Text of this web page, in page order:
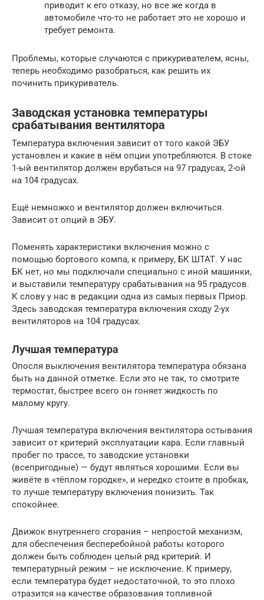
приводит к его отказу, но все же когда в
автомобиле что-то не работает это не хорошо и
требует ремонта.
Проблемы, которые случаются с прикуривателем, ясны,
теперь необходимо разобраться, как решить их
починить прикуриватель.
Заводская установка температуры
срабатывания вентилятора
Температура включения зависит от того какой ЭБУ
установлен и какие в нём опции употребляются. В стоке
1-ый вентилятор должен врубаться на 97 градусах, 2-ой
на 104 градусах.
Ещё немножко и вентилятор должен включиться.
Зависит от опций в ЭБУ.
Поменять характеристики включения можно с
помощью бортового компа, к примеру, БК ШТАТ. У нас
БК нет, но мы подключали специально с иной машинки,
и выставили температуру срабатывания на 95 градусов.
К слову у нас в редакции одна из самых первых Приор.
Здесь заводская температура включения сходу 2-ух
вентиляторов на 104 градусах.
Лучшая температура
Опосля выключения вентилятора температура обязана
быть на данной отметке. Если это не так, то смотрите
термостат, быстрее всего он гоняет жидкость по
малому кругу.
Лучшая температура включения вентилятора остывания
зависит от критерий эксплуатации кара. Если главный
пробег по трассе, то заводские установки
(всепригодные) — будут являться хорошими. Если вы
живёте в «тёплом городке», и нередко стоите в пробках,
то лучше температуру включения понизить. Так
спокойнее.
Движок внутреннего сгорания – непростой механизм,
для обеспечения бесперебойной работы которого
должен быть соблюден целый ряд критерий. И
температурный режим – не исключение. К примеру,
если температура будет недостаточной, то это плохо
отразится на качестве образования топливной